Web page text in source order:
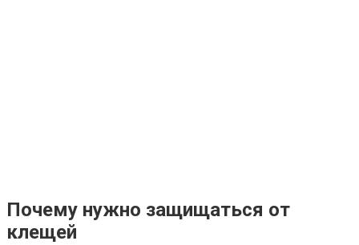
Почему нужно защищаться от
клещей